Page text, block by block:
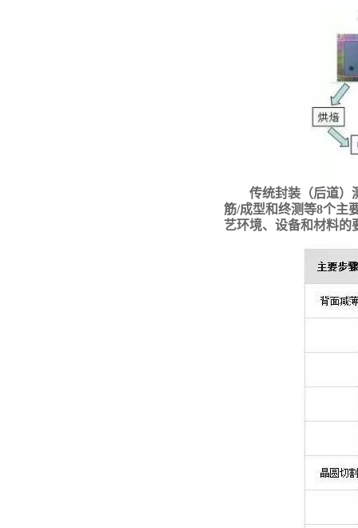
传统封装（后道）
筋/成型和终测等8个主
艺环境、设备和材料的